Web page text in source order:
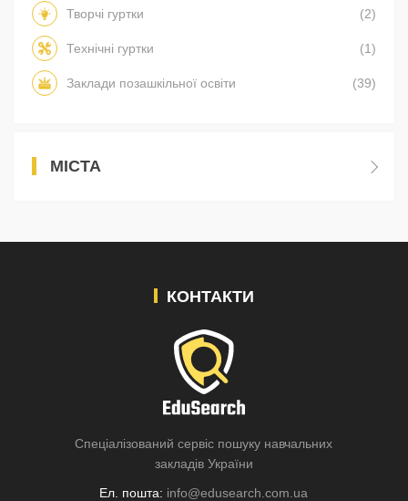
Творчі гуртки (2)
Технічні гуртки (1)
Заклади позашкільної освіти (39)
МІСТА
КОНТАКТИ
Спеціалізований сервіс пошуку навчальних
закладів України
Ел. пошта: info@edusearch.com.ua